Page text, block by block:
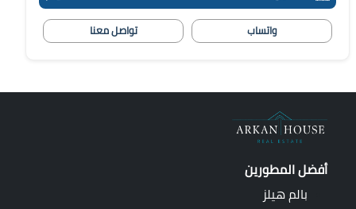
واتساب تواصل معنا
أفضل المطورين
بالم هيلز